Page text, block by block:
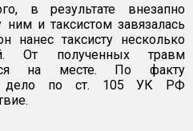
в результате внезапно
и таксистом завязалась
нанес таксисту несколько
От полученных травм
на месте. По факту
дело по ст. 105 УК РФ